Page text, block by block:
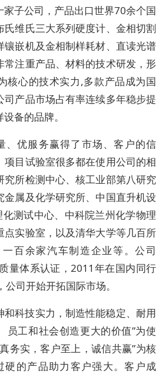
子公司，产品出口世界70余个国
氏维氏三大系列硬度计、金相切割
镶嵌机及金相制样耗材、直读光谱
常注重产品、材料的技术研发，形
核心的技术实力,多款产品成为国
司产品市场占有率连续多年稳步提
备的品牌。
、优服务赢得了市场、客户的信
目试验室很多都在使用公司的相
究所检测中心、核工业部第八研究
金属及化学研究所、中国直升机设
测试中心、中科院兰州化学物理
点实验室，以及清华大学等几百所
百余家汽车制造企业等。公司
量体系认证，2011年在国内同行
司开始开拓国际市场。
和科技实力，制造性能稳定、耐用
员工和社会创造更大的价值”为使
务实，客户至上，诚信共赢”为核
硬的产品助力客户强大。客户成